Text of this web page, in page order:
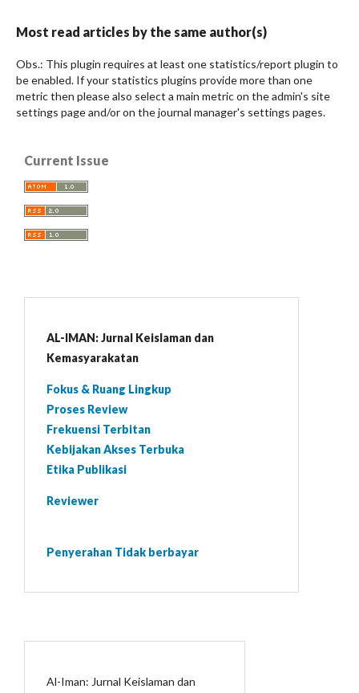
Most read articles by the same author(s)
Obs.: This plugin requires at least one statistics/report plugin to
be enabled. If your statistics plugins provide more than one
metric then please also select a main metric on the admin's site
settings page and/or on the journal manager's settings pages.
Current Issue
AL-IMAN: Jurnal Keislaman dan
Kemasyarakatan
Fokus & Ruang Lingkup
Proses Review
Frekuensi Terbitan
Kebijakan Akses Terbuka
Etika Publikasi
Reviewer
Penyerahan Tidak berbayar
Al-Iman: Jurnal Keislaman dan